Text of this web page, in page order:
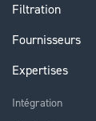
Filtration
Fournisseurs
Expertises
Intégration